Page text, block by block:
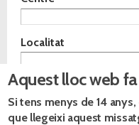
Localitat
Especialitat*
Comentaris
Aquest lloc web
Si tens menys de 14
que llegeixi aquest